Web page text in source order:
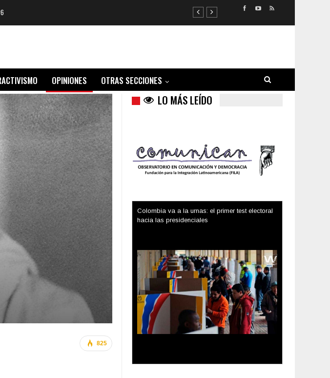
OPINIONES OTRAS SECCIONES
825
LO MÁS LEÍDO
Trump y las drogas: la viga en los propios ojos
Los latinos le van dando la espalda a Trump